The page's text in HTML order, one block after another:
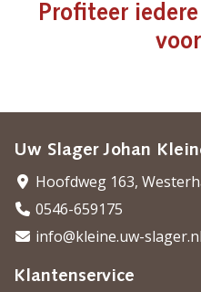
Profiteer
Uw Slager Johan
Hoofdweg 163,
0546-659175
info@kleine.uw-slager.nl
Klantenservice